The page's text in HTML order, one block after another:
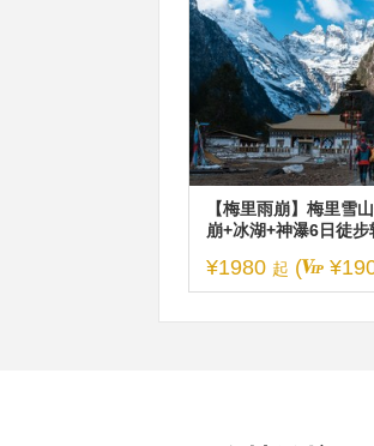
【梅里雨崩】梅里雪
崩+冰湖+神瀑6日徒步
¥1980 起 (